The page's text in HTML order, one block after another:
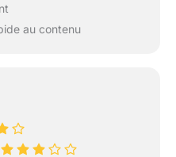
au contenu